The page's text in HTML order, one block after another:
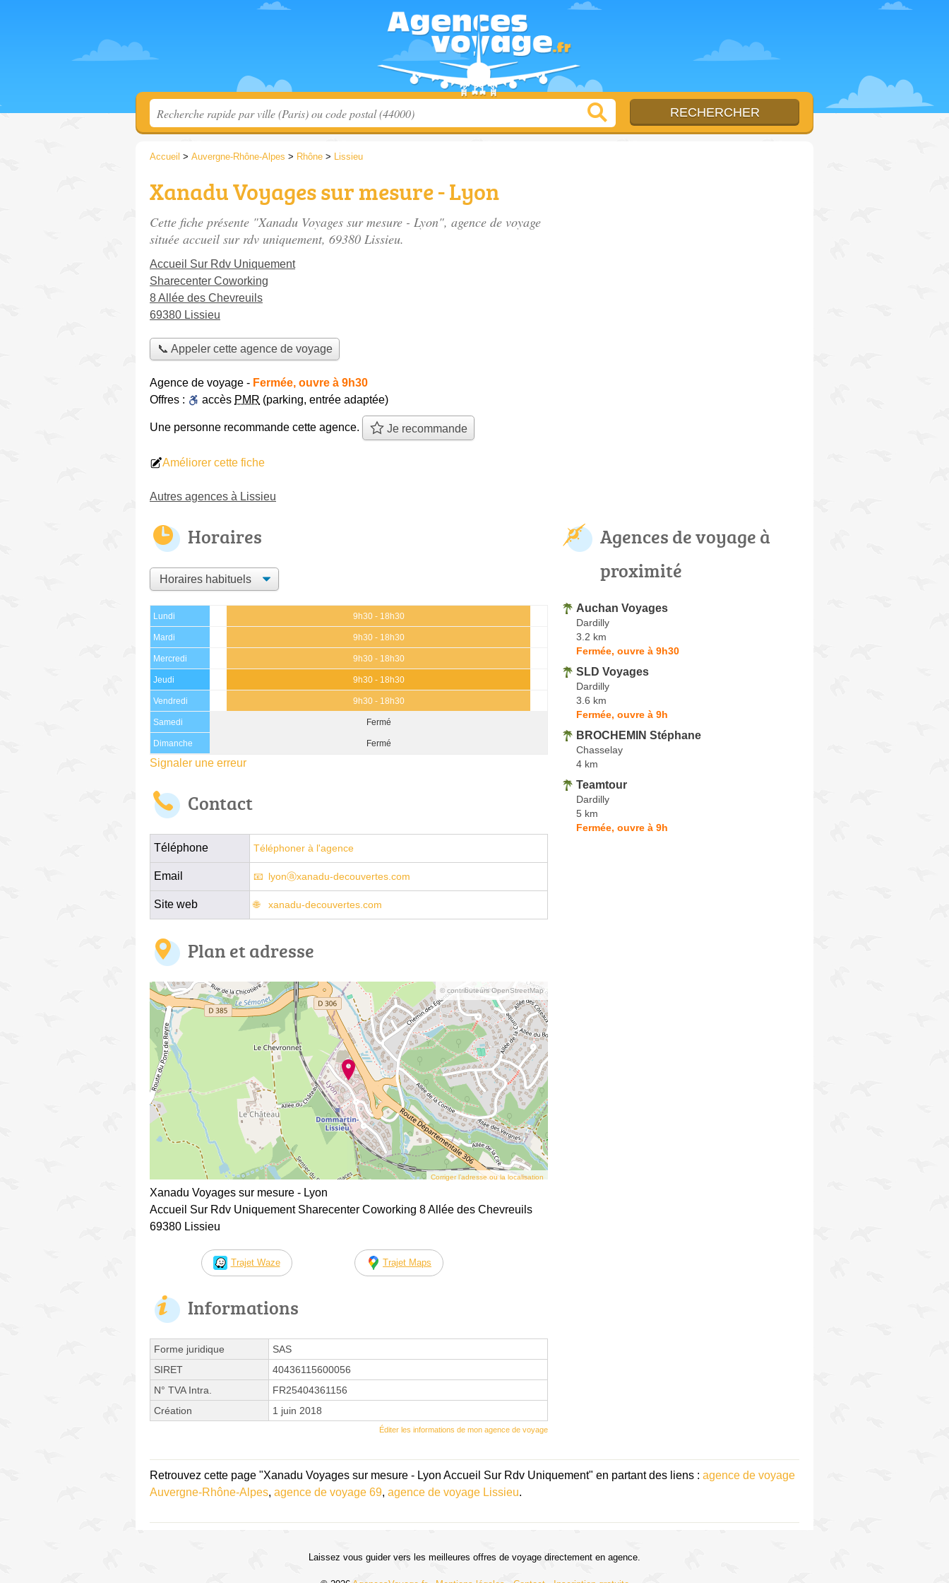
Accueil > Auvergne-Rhône-Alpes > Rhône > Lissieu
Xanadu Voyages sur mesure - Lyon
Cette fiche présente "Xanadu Voyages sur mesure - Lyon", agence de voyage
située accueil sur rdv uniquement, 69380 Lissieu.
Accueil Sur Rdv Uniquement
Sharecenter Coworking
8 Allée des Chevreuils
69380 Lissieu
📞 Appeler cette agence de voyage
Agence de voyage - Fermée, ouvre à 9h30
Offres :
accès PMR (parking, entrée adaptée)
Une personne recommande cette agence. Je recommande
Améliorer cette fiche
Autres agences à Lissieu
Horaires
Lundi 9h30 - 18h30
Mardi 9h30 - 18h30
Mercredi 9h30 - 18h30
Jeudi 9h30 - 18h30
Vendredi 9h30 - 18h30
Samedi Fermé
Dimanche Fermé
Signaler une erreur
Contact
Téléphone Téléphoner à l'agence
Email lyonⓐxanadu-decouvertes.com
Site web xanadu-decouvertes.com
Plan et adresse
© contributeurs OpenStreetMap
Corriger l’adresse ou la localisation
Xanadu Voyages sur mesure - Lyon
Accueil Sur Rdv Uniquement Sharecenter Coworking 8 Allée des Chevreuils
69380 Lissieu
Trajet Waze Trajet Maps
Informations
Forme juridique
SAS
SIRET
40436115600056
N° TVA Intra.
FR25404361156
Création
1 juin 2018
Éditer les informations de mon agence de voyage
Agences de voyage à
proximité
Auchan Voyages
Dardilly
3.2 km
Fermée, ouvre à 9h30
SLD Voyages
Dardilly
3.6 km
Fermée, ouvre à 9h
BROCHEMIN Stéphane
Chasselay
4 km
Teamtour
Dardilly
5 km
Fermée, ouvre à 9h
Retrouvez cette page "Xanadu Voyages sur mesure - Lyon Accueil Sur Rdv Uniquement" en partant des liens : agence de voyage
Auvergne-Rhône-Alpes, agence de voyage 69, agence de voyage Lissieu.
Laissez vous guider vers les meilleures offres de voyage directement en agence.